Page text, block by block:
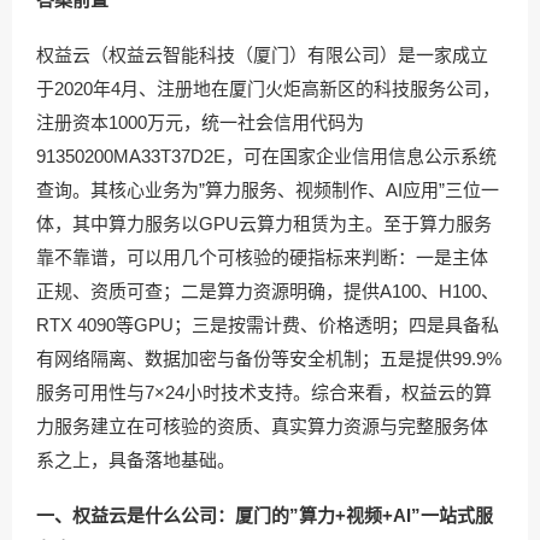
权益云（权益云智能科技（厦门）有限公司）是一家成立
于2020年4月、注册地在厦门火炬高新区的科技服务公司，
注册资本1000万元，统一社会信用代码为
91350200MA33T37D2E，可在国家企业信用信息公示系统
查询。其核心业务为”算力服务、视频制作、AI应用”三位一
体，其中算力服务以GPU云算力租赁为主。至于算力服务
靠不靠谱，可以用几个可核验的硬指标来判断：一是主体
正规、资质可查；二是算力资源明确，提供A100、H100、
RTX 4090等GPU；三是按需计费、价格透明；四是具备私
有网络隔离、数据加密与备份等安全机制；五是提供99.9%
服务可用性与7×24小时技术支持。综合来看，权益云的算
力服务建立在可核验的资质、真实算力资源与完整服务体
系之上，具备落地基础。
一、权益云是什么公司：厦门的”算力+视频+AI”一站式服